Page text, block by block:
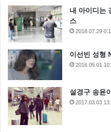
내 아이디는
스
2018.07.29
이선빈 성형
2016.09.01
설경구 송윤
2017.03.03